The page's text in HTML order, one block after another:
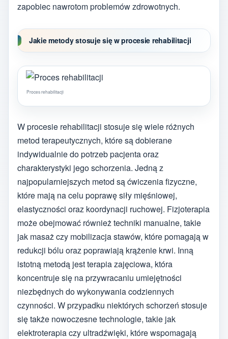
zapobiec nawrotom problemów zdrowotnych.
Jakie metody stosuje się w procesie rehabilitacji
Proces rehabilitacji
W procesie rehabilitacji stosuje się wiele różnych
metod terapeutycznych, które są dobierane
indywidualnie do potrzeb pacjenta oraz
charakterystyki jego schorzenia. Jedną z
najpopularniejszych metod są ćwiczenia fizyczne,
które mają na celu poprawę siły mięśniowej,
elastyczności oraz koordynacji ruchowej. Fizjoterapia
może obejmować również techniki manualne, takie
jak masaż czy mobilizacja stawów, które pomagają w
redukcji bólu oraz poprawiają krążenie krwi. Inną
istotną metodą jest terapia zajęciowa, która
koncentruje się na przywracaniu umiejętności
niezbędnych do wykonywania codziennych
czynności. W przypadku niektórych schorzeń stosuje
się także nowoczesne technologie, takie jak
elektroterapia czy ultradźwięki, które wspomagają